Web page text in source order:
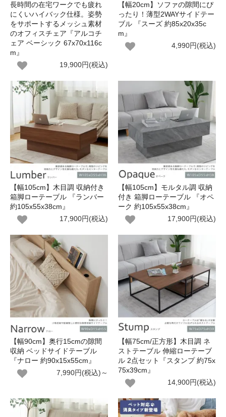
長時間の在宅ワークでも疲れ
にくいハイバック仕様。姿勢
をサポートするメッシュ素材
のオフィスチェア『アルコチ
ェア ベーシック 67x70x116c
m』
19,900円(税込)
【幅20cm】ソファの隙間にぴ
ったり！薄型2WAYサイドテー
ブル 『スーズ 約85x20x35c
m』
4,990円(税込)
【幅105cm】木目調 収納付き
箱脚ローテーブル 『ランバー
約105x55x38cm』
17,900円(税込)
【幅105cm】モルタル調 収納
付き 箱脚ローテーブル 『オペ
ーク 約105x55x38cm』
17,900円(税込)
【幅90cm】奥行15cmの隙間
収納 ベッドサイドテーブル
『ナロー 約90x15x55cm』
7,990円(税込)～
【幅75cm/正方形】木目調 ネ
ストテーブル 伸縮ローテーブ
ル 2点セット『スタンプ 約75x
75x39cm』
14,900円(税込)